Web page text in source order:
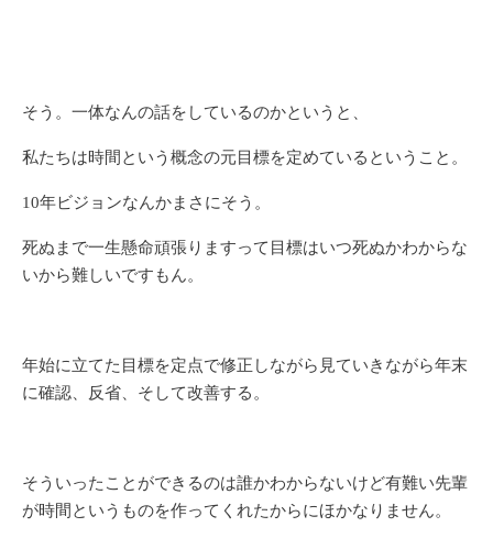
そう。一体なんの話をしているのかというと、
私たちは時間という概念の元目標を定めているということ。
10年ビジョンなんかまさにそう。
死ぬまで一生懸命頑張りますって目標はいつ死ぬかわからな
いから難しいですもん。
年始に立てた目標を定点で修正しながら見ていきながら年末
に確認、反省、そして改善する。
そういったことができるのは誰かわからないけど有難い先輩
が時間というものを作ってくれたからにほかなりません。